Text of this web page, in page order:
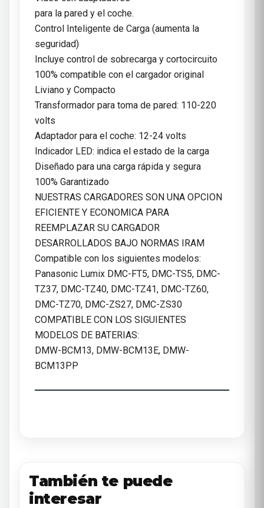
para la pared y el coche.
Control Inteligente de Carga (aumenta la
seguridad)
Incluye control de sobrecarga y cortocircuito
100% compatible con el cargador original
Liviano y Compacto
Transformador para toma de pared: 110-220
volts
Adaptador para el coche: 12-24 volts
Indicador LED: indica el estado de la carga
Diseñado para una carga rápida y segura
100% Garantizado
NUESTRAS CARGADORES SON UNA OPCION
EFICIENTE Y ECONOMICA PARA
REEMPLAZAR SU CARGADOR
DESARROLLADOS BAJO NORMAS IRAM
Compatible con los siguientes modelos:
Panasonic Lumix DMC-FT5, DMC-TS5, DMC-
TZ37, DMC-TZ40, DMC-TZ41, DMC-TZ60,
DMC-TZ70, DMC-ZS27, DMC-ZS30
COMPATIBLE CON LOS SIGUIENTES
MODELOS DE BATERIAS:
DMW-BCM13, DMW-BCM13E, DMW-
BCM13PP
También te puede
interesar